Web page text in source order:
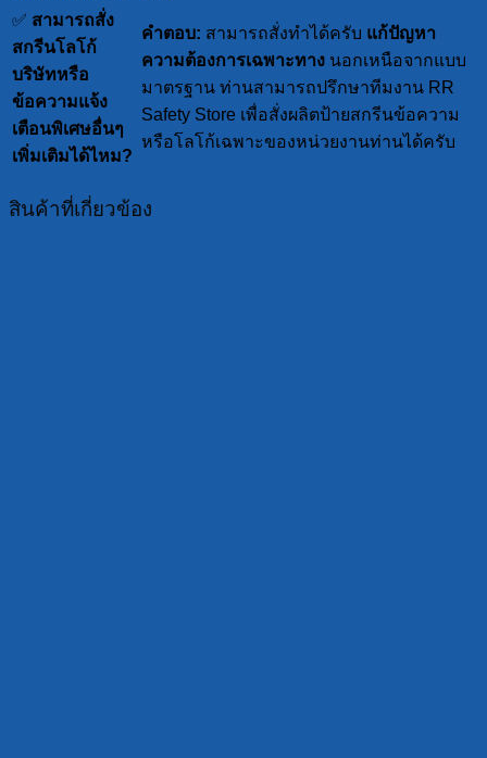
✅ สามารถสั่ง
สกรีนโลโก้
บริษัทหรือ
ข้อความแจ้ง
เตือนพิเศษอื่นๆ
เพิ่มเติมได้ไหม?
คำตอบ: สามารถสั่งทำได้ครับ แก้ปัญหา
ความต้องการเฉพาะทาง นอกเหนือจากแบบ
มาตรฐาน ท่านสามารถปรึกษาทีมงาน RR
Safety Store เพื่อสั่งผลิตป้ายสกรีนข้อความ
หรือโลโก้เฉพาะของหน่วยงานท่านได้ครับ
สินค้าที่เกี่ยวข้อง